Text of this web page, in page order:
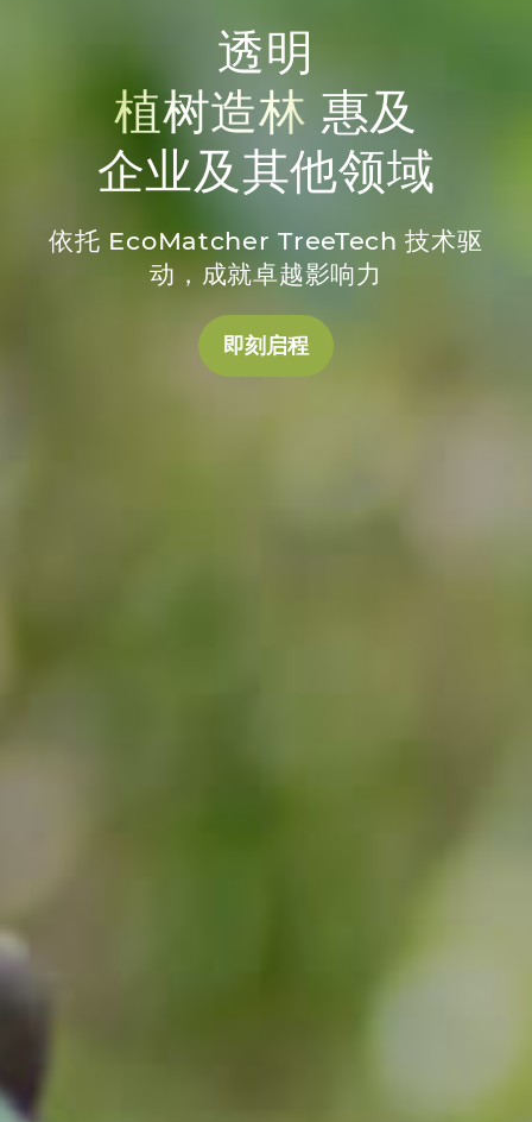
透明
植树造林 惠及
企业及其他领域
依托 EcoMatcher TreeTech 技术驱
动，成就卓越影响力
即刻启程